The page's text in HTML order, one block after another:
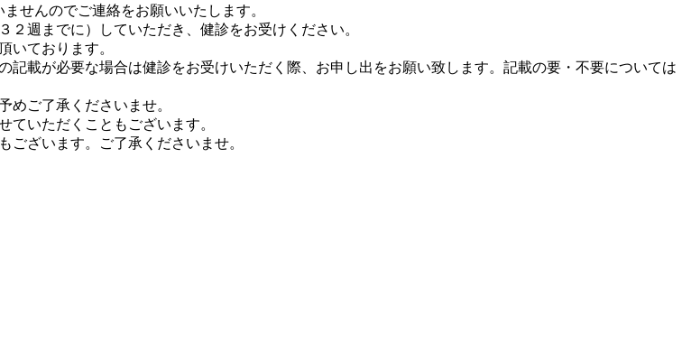
せんのでご連絡をお願いいたします。
週までに）していただき、健診をお受けください。
頂いております。
載が必要な場合は健診をお受けいただく際、お申し出をお願い致します。記載の要・不要については
めご了承くださいませ。
ていただくこともございます。
ざいます。ご了承くださいませ。